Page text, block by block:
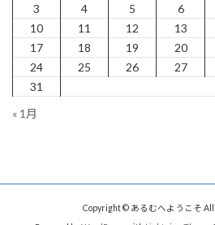
3
4 5 6
10
11 12 13
17
18 19 20
24
25 26 27
31
« 1月
Copyright © あるむへようこそ All